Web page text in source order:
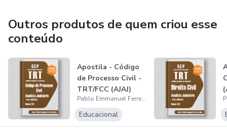
Outros produtos de quem criou esse
conteúdo
Apostila - Código
de Processo Civil -
TRT/FCC (AJAJ)
Pablo Emmanuel Ferreira Silva
Educacional